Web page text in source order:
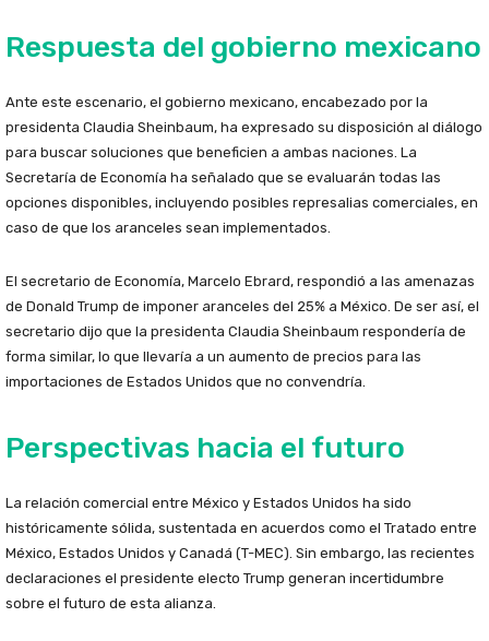
Respuesta del gobierno mexicano
Ante este escenario, el gobierno mexicano, encabezado por la
presidenta Claudia Sheinbaum, ha expresado su disposición al diálogo
para buscar soluciones que beneficien a ambas naciones. La
Secretaría de Economía ha señalado que se evaluarán todas las
opciones disponibles, incluyendo posibles represalias comerciales, en
caso de que los aranceles sean implementados.
El secretario de Economía, Marcelo Ebrard, respondió a las amenazas
de Donald Trump de imponer aranceles del 25% a México. De ser así, el
secretario dijo que la presidenta Claudia Sheinbaum respondería de
forma similar, lo que llevaría a un aumento de precios para las
importaciones de Estados Unidos que no convendría.
Perspectivas hacia el futuro
La relación comercial entre México y Estados Unidos ha sido
históricamente sólida, sustentada en acuerdos como el Tratado entre
México, Estados Unidos y Canadá (T-MEC). Sin embargo, las recientes
declaraciones el presidente electo Trump generan incertidumbre
sobre el futuro de esta alianza.